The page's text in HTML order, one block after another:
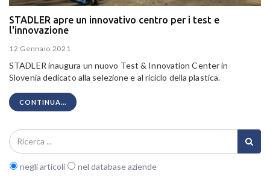
STADLER apre un innovativo centro per i test e
l'innovazione
12 Gennaio 2021
STADLER inaugura un nuovo Test & Innovation Center in
Slovenia dedicato alla selezione e al riciclo della plastica.
CONTINUA...
negli articoli nel database aziende